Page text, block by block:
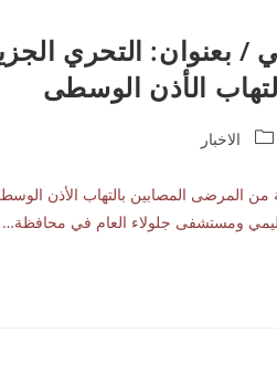
/ بعنوان: التحري
الأذن الوسطى
الاخبار